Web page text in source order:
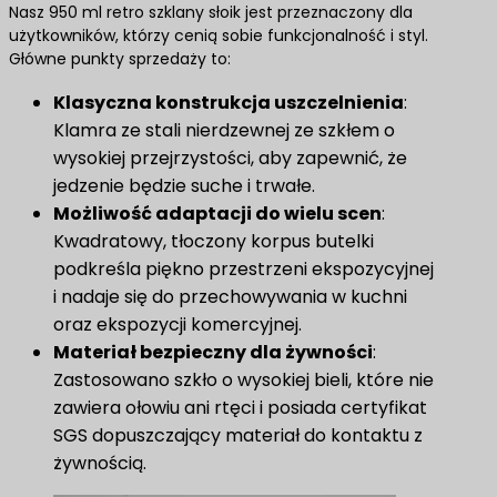
Nasz 950 ml retro szklany słoik jest przeznaczony dla
użytkowników, którzy cenią sobie funkcjonalność i styl.
Główne punkty sprzedaży to:
Klasyczna konstrukcja uszczelnienia:
Klamra ze stali nierdzewnej ze szkłem o
wysokiej przejrzystości, aby zapewnić, że
jedzenie będzie suche i trwałe.
Możliwość adaptacji do wielu scen:
Kwadratowy, tłoczony korpus butelki
podkreśla piękno przestrzeni ekspozycyjnej
i nadaje się do przechowywania w kuchni
oraz ekspozycji komercyjnej.
Materiał bezpieczny dla żywności​:
Zastosowano szkło o wysokiej bieli, które nie
zawiera ołowiu ani rtęci i posiada certyfikat
SGS dopuszczający materiał do kontaktu z
żywnością.